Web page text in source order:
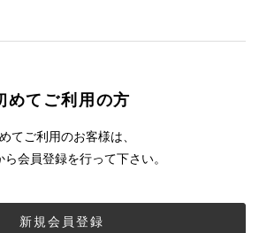
めてご利用の方
てご利用のお客様は、
ら会員登録を行って下さい。
新規会員登録